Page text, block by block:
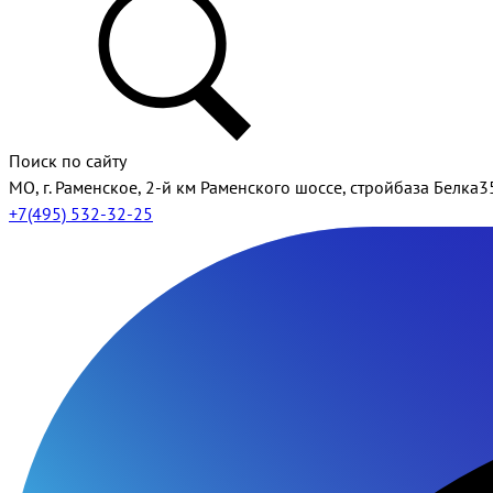
Поиск по сайту
МО, г. Раменское, 2-й км Раменского шоссе, стройбаза
+7(495) 532-32-25